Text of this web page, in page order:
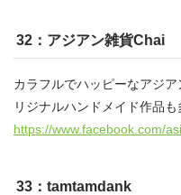
32：アジアン雑貨Chai
カラフルでハッピーなアジ
リジナルハンドメイド作品
https://www.facebook.com/
33：tamtamdank